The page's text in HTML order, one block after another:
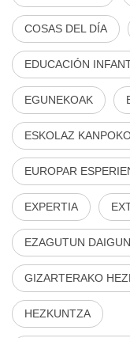
COSAS DEL DÍA
EDUCACIÓN
EGUNEKOAK
ESKOLAZ
EUROPAR
EXPERTIA
EZAGUTUN
GIZARTERAKO
HEZKUNTZA